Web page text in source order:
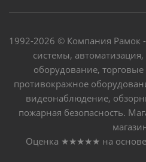
1992-2026 © Компания Рамок
системы,
оборудование,
противокражное
видеонаблюдение,
пожарная безопасность.
Оценка ★★★★★ на основе